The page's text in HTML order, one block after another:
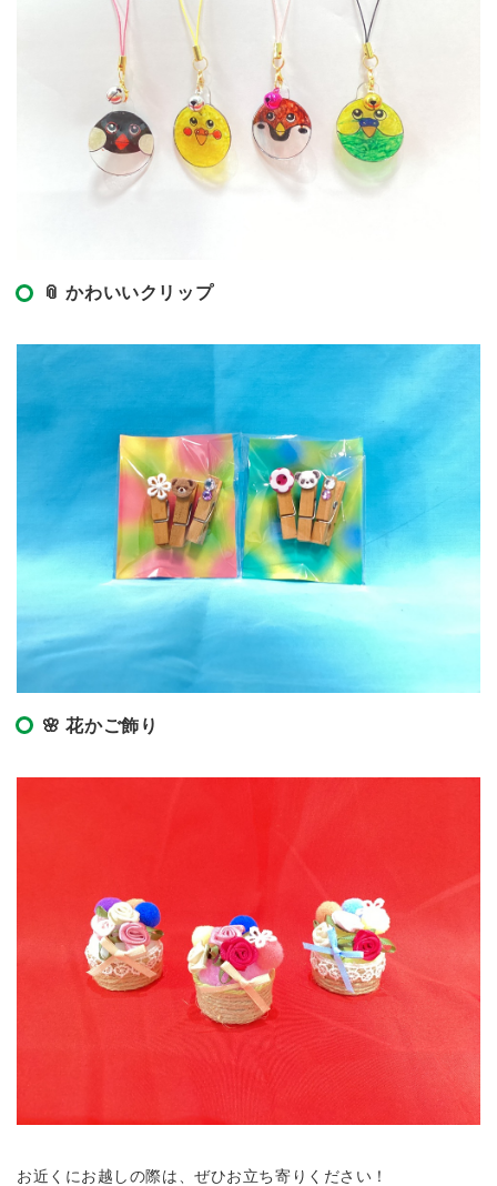
📎 かわいいクリップ
🌸 花かご飾り
お近くにお越しの際は、ぜひお立ち寄りください！